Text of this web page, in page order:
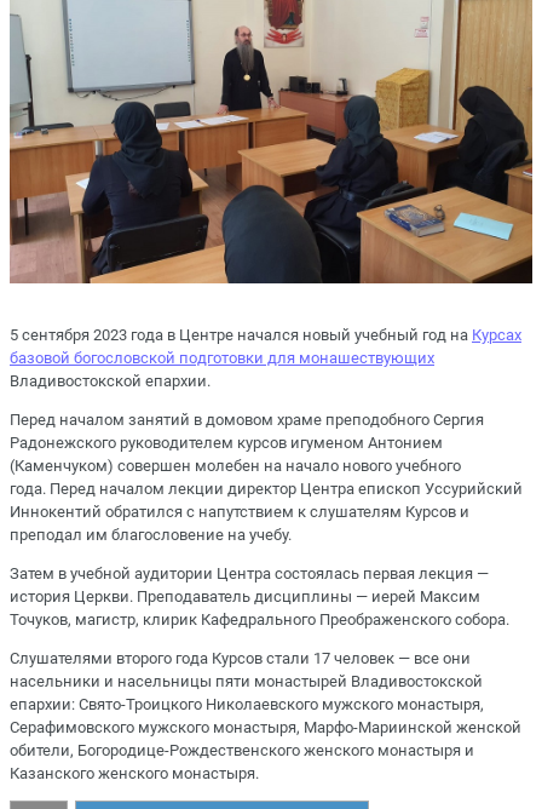
5 сентября 2023 года в Центре начался новый учебный год на Курсах
базовой богословской подготовки для монашествующих
Владивостокской епархии.
Перед началом занятий в домовом храме преподобного Сергия
Радонежского руководителем курсов игуменом Антонием
(Каменчуком) совершен молебен на начало нового учебного
года. Перед началом лекции директор Центра епископ Уссурийский
Иннокентий обратился с напутствием к слушателям Курсов и
преподал им благословение на учебу.
Затем в учебной аудитории Центра состоялась первая лекция —
история Церкви. Преподаватель дисциплины — иерей Максим
Точуков, магистр, клирик Кафедрального Преображенского собора.
Слушателями второго года Курсов стали 17 человек — все они
насельники и насельницы пяти монастырей Владивостокской
епархии: Свято-Троицкого Николаевского мужского монастыря,
Серафимовского мужского монастыря, Марфо-Мариинской женской
обители, Богородице-Рождественского женского монастыря и
Казанского женского монастыря.